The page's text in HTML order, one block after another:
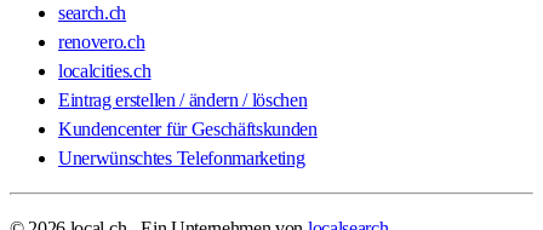
search.ch
renovero.ch
localcities.ch
Eintrag erstellen / ändern / löschen
Kundencenter für Geschäftskunden
Unerwünschtes Telefonmarketing